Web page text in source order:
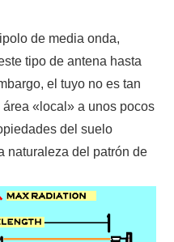
de media onda,
tipo de antena hasta
el tuyo no es tan
«local» a unos pocos
del suelo
naturaleza del patrón de